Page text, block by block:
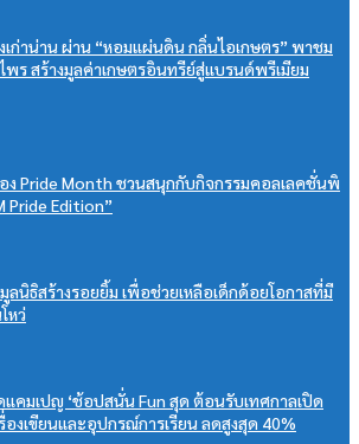
เก่าน่าน ผ่าน “หอมแผ่นดิน กลิ่นไอเกษตร” พาชม
ร สร้างมูลค่าเกษตรอินทรีย์สู่แบรนด์พรีเมียม
ง Pride Month ชวนสนุกกับกิจกรรมคอลเลคชั่นพิ
Pride Edition”
นิธิสร้างรอยยิ้ม เพื่อช่วยเหลือเด็กด้อยโอกาสที่มี
หว่
แคมเปญ ‘ช้อปสนั่น Fun สุด ต้อนรับเทศกาลเปิด
องเขียนและอุปกรณ์การเรียน ลดสูงสุด 40%